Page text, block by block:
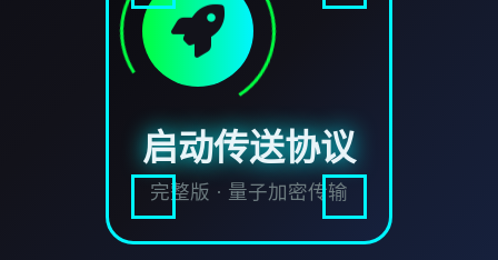
启动传送协议
完整版 · 量子加密传输